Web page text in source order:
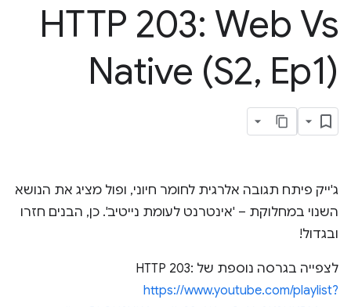
HTTP 203: Web Vs
Native (S2, Ep1)
ג'ייק פיתח תגובה אלרגית לחומר חיוני, ופול מציג את הנושא
השנוי במחלוקת – 'אינטרנט לעומת נייטיב'. כן, הבנים חזרו
ובגדול!
לצפייה בגרסה נוספת של HTTP 203:
https://www.youtube.com/playlist?